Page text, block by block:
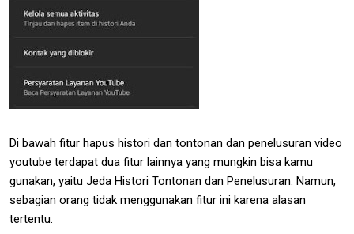
Di bawah fitur hapus histori dan tontonan dan penelusuran video
youtube terdapat dua fitur lainnya yang mungkin bisa kamu
gunakan, yaitu Jeda Histori Tontonan dan Penelusuran. Namun,
sebagian orang tidak menggunakan fitur ini karena alasan
tertentu.